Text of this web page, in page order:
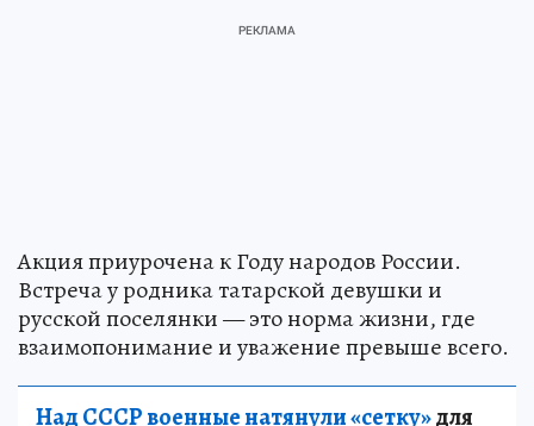
Акция приурочена к Году народов России.
Встреча у родника татарской девушки и
русской поселянки — это норма жизни, где
взаимопонимание и уважение превыше всего.
Над СССР военные натянули «сетку»для